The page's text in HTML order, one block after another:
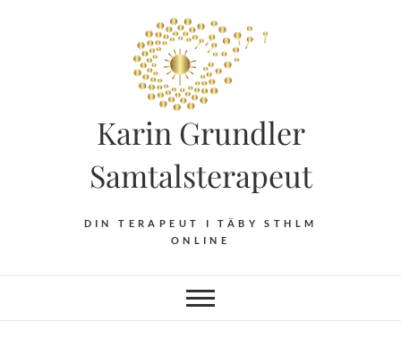
Karin Grundler
Samtalsterapeut
DIN TERAPEUT I TÄBY STHLM
ONLINE